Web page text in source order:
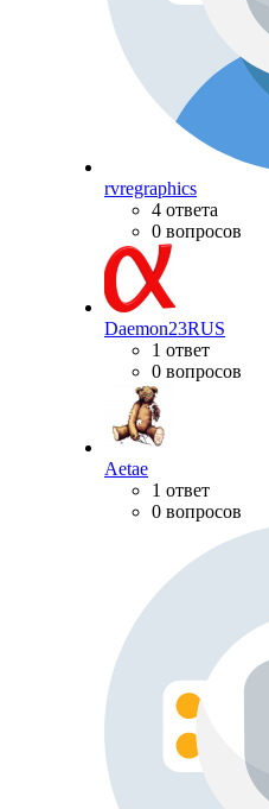
rvregraphics
4 ответа
0 вопросов
Daemon23RUS
1 ответ
0 вопросов
Aetae
1 ответ
0 вопросов